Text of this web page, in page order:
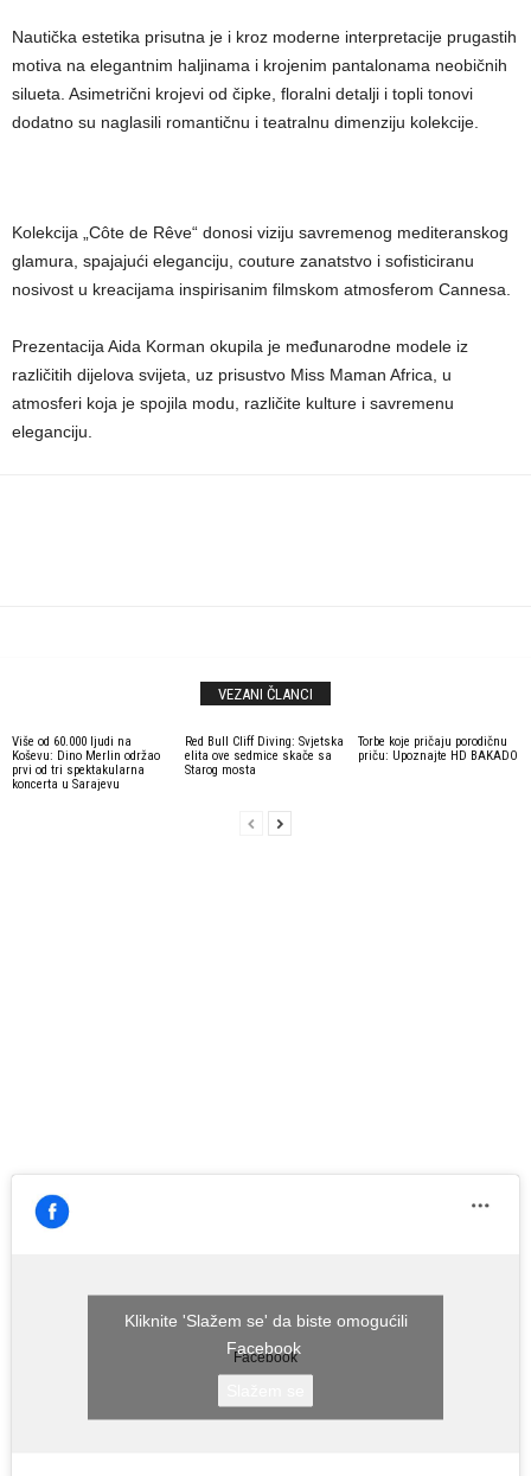
Nautička estetika prisutna je i kroz moderne interpretacije prugastih
motiva na elegantnim haljinama i krojenim pantalonama neobičnih
silueta. Asimetrični krojevi od čipke, floralni detalji i topli tonovi
dodatno su naglasili romantičnu i teatralnu dimenziju kolekcije.
Kolekcija „Côte de Rêve“ donosi viziju savremenog mediteranskog
glamura, spajajući eleganciju, couture zanatstvo i sofisticiranu
nosivost u kreacijama inspirisanim filmskom atmosferom Cannesa.
PrezentacijaAida Korman okupila je međunarodne modele iz
različitih dijelova svijeta, uz prisustvo Miss Maman Africa, u
atmosferi koja je spojila modu, različite kulture i savremenu
eleganciju.
VEZANI ČLANCI
Više od 60.000 ljudi na
Koševu: Dino Merlin održao
prvi od tri spektakularna
koncerta u Sarajevu
Red Bull Cliff Diving: Svjetska
elita ove sedmice skače sa
Starog mosta
Torbe koje pričaju porodičnu
priču: Upoznajte HD BAKADO
Facebook
Kliknite 'Slažem se' da biste omogućili
Facebook